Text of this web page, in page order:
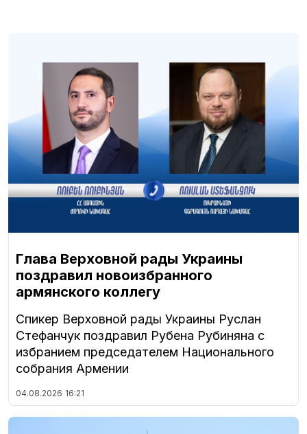
Глава Верховной рады Украины
поздравил новоизбранного
армянского коллегу
Спикер Верховной рады Украины Руслан
Стефанчук поздравил Рубена Рубиняна с
избранием председателем Национального
собрания Армении
04.08.2026 16:21